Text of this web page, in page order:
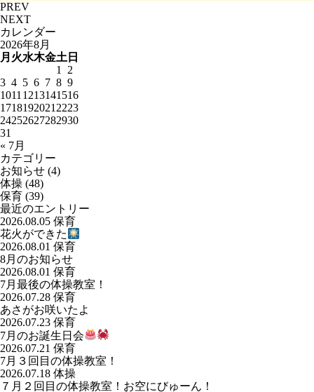
PREV
NEXT
カレンダー
2026年8月
月 火水木金土 日
1
2
3 4 5 6 7 8 9
1011 1213141516
1718192021 2223
24252627282930
31
« 7月
カテゴリー
お知らせ (4)
体操 (48)
保育 (39)
最近のエントリー
2026.08.05 保育
花火ができた
2026.08.01 保育
8月のお知らせ
2026.08.01 保育
7月最後の体操教室！
2026.07.28 保育
あさがお咲いたよ
2026.07.23 保育
7月のお誕生日会
2026.07.21 保育
7月３回目の体操教室！
2026.07.18 体操
７月２回目の体操教室！お空にびゅーん！